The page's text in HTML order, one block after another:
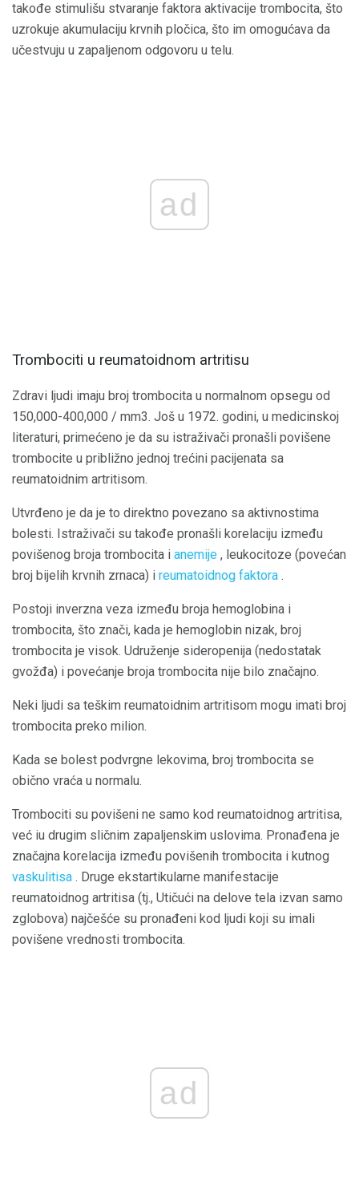
takođe stimulišu stvaranje faktora aktivacije trombocita, što
uzrokuje akumulaciju krvnih pločica, što im omogućava da
učestvuju u zapaljenom odgovoru u telu.
ad
Trombociti u reumatoidnom artritisu
Zdravi ljudi imaju broj trombocita u normalnom opsegu od
150,000-400,000 / mm3. Još u 1972. godini, u medicinskoj
literaturi, primećeno je da su istraživači pronašli povišene
trombocite u približno jednoj trećini pacijenata sa
reumatoidnim artritisom.
Utvrđeno je da je to direktno povezano sa aktivnostima
bolesti. Istraživači su takođe pronašli korelaciju između
povišenog broja trombocita i anemije , leukocitoze (povećan
broj bijelih krvnih zrnaca) i reumatoidnog faktora .
Postoji inverzna veza između broja hemoglobina i
trombocita, što znači, kada je hemoglobin nizak, broj
trombocita je visok. Udruženje sideropenija (nedostatak
gvožđa) i povećanje broja trombocita nije bilo značajno.
Neki ljudi sa teškim reumatoidnim artritisom mogu imati broj
trombocita preko milion.
Kada se bolest podvrgne lekovima, broj trombocita se
obično vraća u normalu.
Trombociti su povišeni ne samo kod reumatoidnog artritisa,
već iu drugim sličnim zapaljenskim uslovima. Pronađena je
značajna korelacija između povišenih trombocita i kutnog
vaskulitisa . Druge ekstartikularne manifestacije
reumatoidnog artritisa (tj., Utičući na delove tela izvan samo
zglobova) najčešće su pronađeni kod ljudi koji su imali
povišene vrednosti trombocita.
ad